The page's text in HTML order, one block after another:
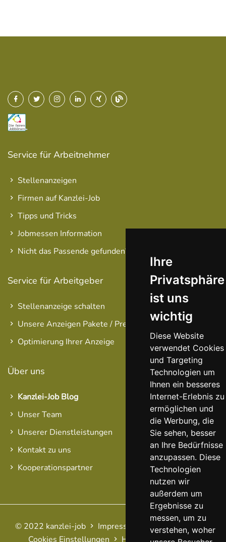
Ihre
Privatsphäre
ist uns
wichtig
Diese Website
verwendet Cookies
und Targeting
Technologien um
Ihnen ein besseres
Internet-Erlebnis zu
ermöglichen und
die Werbung, die
Sie sehen, besser
an Ihre Bedürfnisse
anzupassen. Diese
Technologien
nutzen wir
außerdem um
Ergebnisse zu
messen, um zu
verstehen, woher
Service für Arbeitnehmer
Stellenanzeigen
Firmen auf Kanzlei-Job
Tipps und Tricks
Jobmessen Information
Nicht das Passende gefunden?
Service für Arbeitgeber
Stellenanzeige schalten
Unsere Anzeigen Pakete / Preise
Optimierung Ihrer Anzeige
Über uns
Kanzlei-Job Blog
Unser Team
Unserer Dienstleistungen
Kontakt zu uns
Kooperationspartner
© 2022 kanzlei-job Impressum AGB
Datenschutz
Cookies Einstellungen
Haftungsausschluss FAQ